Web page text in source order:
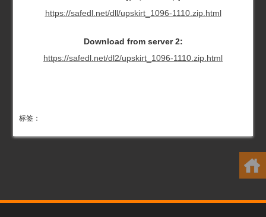
https://safedl.net/dll/upskirt_1096-1110.zip.html
Download from server 2:
https://safedl.net/dl2/upskirt_1096-1110.zip.html
标签：